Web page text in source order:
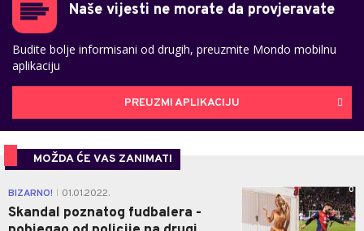
Naše vijesti ne morate da provjeravate
Budite bolje informisani od drugih, preuzmite Mondo mobilnu
aplikaciju
PREUZMI APLIKACIJU
MOŽDA ĆE VAS ZANIMATI
BIZARNO! 01.01.2022.
Skandal poznatog fudbalera -
0